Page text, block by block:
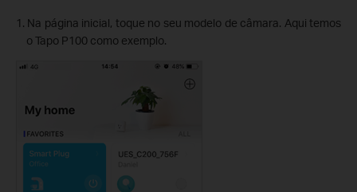
1. Na página inicial, toque no seu modelo de câmara. Aqui temos
o Tapo P100 como exemplo.